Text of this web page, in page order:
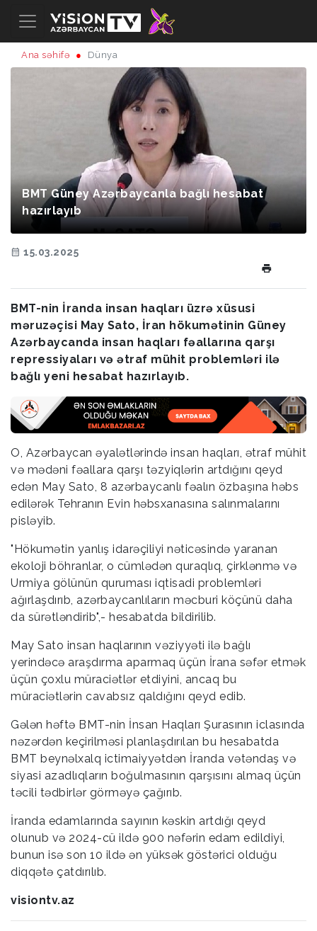
Ana səhifə Dünya
BMT Güney Azərbaycanla bağlı hesabat
hazırlayıb
15.03.2025
BMT-nin İranda insan haqları üzrə xüsusi
məruzəçisi May Sato, İran hökumətinin Güney
Azərbaycanda insan haqları fəallarına qarşı
repressiyaları və ətraf mühit problemləri ilə
bağlı yeni hesabat hazırlayıb.
O, Azərbaycan əyalətlərində insan haqları, ətraf mühit
və mədəni fəallara qarşı təzyiqlərin artdığını qeyd
edən May Sato, 8 azərbaycanlı fəalın özbaşına həbs
edilərək Tehranın Evin həbsxanasına salınmalarını
pisləyib.
"Hökumətin yanlış idarəçiliyi nəticəsində yaranan
ekoloji böhranlar, o cümlədən quraqlıq, çirklənmə və
Urmiya gölünün quruması iqtisadi problemləri
ağırlaşdırıb, azərbaycanlıların məcburi köçünü daha
da sürətləndirib",- hesabatda bildirilib.
May Sato insan haqlarının vəziyyəti ilə bağlı
yerindəcə araşdırma aparmaq üçün İrana səfər etmək
üçün çoxlu müraciətlər etdiyini, ancaq bu
müraciətlərin cavabsız qaldığını qeyd edib.
Gələn həftə BMT-nin İnsan Haqları Şurasının iclasında
nəzərdən keçirilməsi planlaşdırılan bu hesabatda
BMT beynəlxalq ictimaiyyətdən İranda vətəndaş və
siyasi azadlıqların boğulmasının qarşısını almaq üçün
təcili tədbirlər görməyə çağırıb.
İranda edamlarında sayının kəskin artdığı qeyd
olunub və 2024-cü ildə 900 nəfərin edam edildiyi,
bunun isə son 10 ildə ən yüksək göstərici olduğu
diqqətə çatdırılıb.
visiontv.az